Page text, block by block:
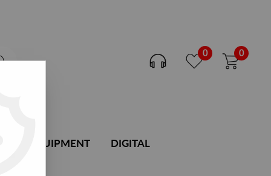
0 0
DJ EQUIPMENT DIGITAL